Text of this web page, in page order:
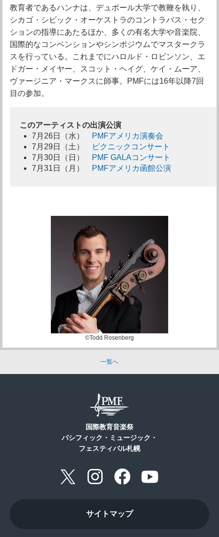
教育者であるハンナは、デュポール大学で教鞭を執り、
シカゴ・シビック・オーケストラのコントラバス・セク
ションの指導にあたるほか、多くの有名大学や音楽院、
国際的なコンベンションやシンポジウムでマスタークラ
スを行っている。これまでにハロルド・ロビンソン、エ
ドガー・メイヤー、スコット・ヘイグ、ケイ・ムーア、
ヴァージニア・マークスに師事。PMFには16年以降7回
目の参加。
このアーティストの出演公演
7月26日（水）
PMFアメリカ演奏会
7月29日（土）
ピクニックコンサート
7月30日（日）
PMF GALAコンサート
7月31日（月）
PMFアメリカ函館公演
©Todd Rosenberg
一覧へ
国際教育音楽祭
パシフィック・ミュージック・
フェスティバル札幌
サイトマップ